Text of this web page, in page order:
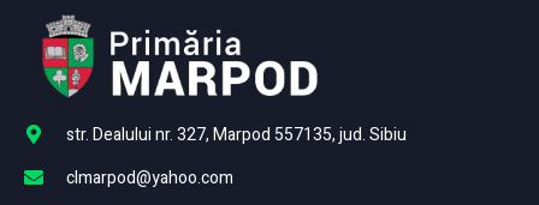
str. Dealului nr. 327, Marpod 557135, jud. Sibiu
clmarpod@yahoo.com